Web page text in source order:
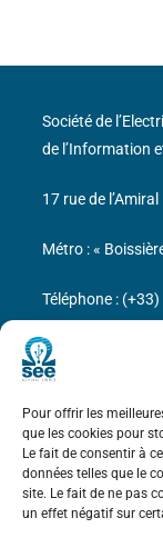
Pour offrir les
que les cookies pour
Le fait de consentir à
données telles que le
site. Le fait de ne pas
un effet négatif sur
Marie
Mentions
Société de
de l’Information
17 rue de
Métro : «
Téléphone :
N° de SIREN :
communautaire :